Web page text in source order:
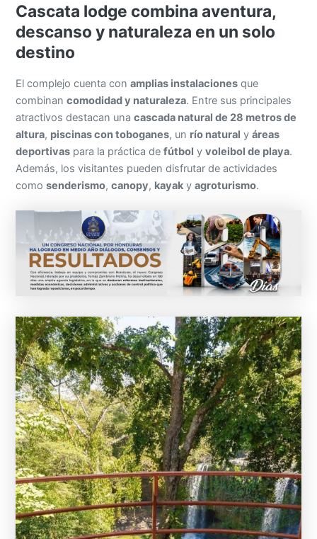
Cascata lodge combina aventura,
descanso y naturaleza en un solo
destino
El complejo cuenta conamplias instalaciones que
combinancomodidad y naturaleza. Entre sus principales
atractivos destacan unacascada natural de 28 metros de
altura, piscinas con toboganes, un río natural yáreas
deportivas para la práctica defútbol yvoleibol de playa.
Además, los visitantes pueden disfrutar de actividades
comosenderismo,canopy, kayak yagroturismo.